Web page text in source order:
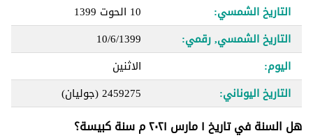
التاريخ الشمسي:
10 الحوت 1399
التاريخ الشمسي, رقمي:
10/6/1399
اليوم:
الاثنين
التاريخ اليوناني:
2459275(جوليان)
هل السنة في تاريخ ١ مارس ٢٠٢١ م سنة كبيسة؟